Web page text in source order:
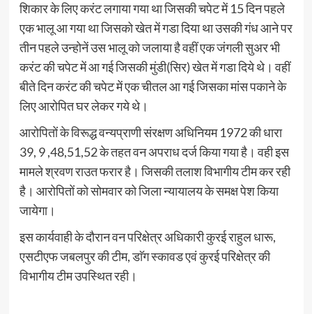
शिकार के लिए करंट लगाया गया था जिसकी चपेट में 15 दिन पहले
एक भालू आ गया था जिसको खेत में गडा दिया था उसकी गंध आने पर
तीन पहले उन्होनें उस भालू को जलाया है वहीं एक जंगली सुअर भी
करंट की चपेट में आ गई जिसकी मुंडी(सिर) खेत में गडा दिये थे। वहीं
बीते दिन करंट की चपेट में एक चीतल आ गई जिसका मांस पकाने के
लिए आरोपित घर लेकर गये थे।
आरोपितों के विरूद्ध वन्यप्राणी संरक्षण अधिनियम 1972 की धारा
39, 9 ,48,51,52 के तहत वन अपराध दर्ज किया गया है। वही इस
मामले श्रवण राउत फरार है। जिसकी तलाश विभागीय टीम कर रही
है। आरोपितों को सोमवार को जिला न्यायालय के समक्ष पेश किया
जायेगा।
इस कार्यवाही के दौरान वन परिक्षेत्र अधिकारी कुरई राहुल धारू,
एसटीएफ जबलपुर की टीम, डाॅग स्कावड एवं कुरई परिक्षेत्र की
विभागीय टीम उपस्थित रही।